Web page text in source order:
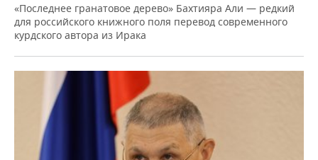
«Последнее гранатовое дерево» Бахтияра Али — редкий
для российского книжного поля перевод современного
курдского автора из Ирака